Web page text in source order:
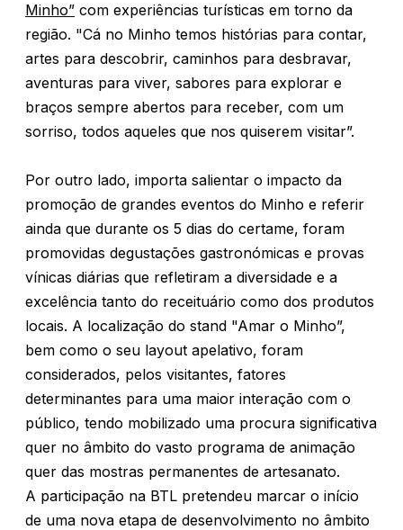
Minho” com experiências turísticas em torno da
região. "Cá no Minho temos histórias para contar,
artes para descobrir, caminhos para desbravar,
aventuras para viver, sabores para explorar e
braços sempre abertos para receber, com um
sorriso, todos aqueles que nos quiserem visitar”.
Por outro lado, importa salientar o impacto da
promoção de grandes eventos do Minho e referir
ainda que durante os 5 dias do certame, foram
promovidas degustações gastronómicas e provas
vínicas diárias que refletiram a diversidade e a
excelência tanto do receituário como dos produtos
locais. A localização do stand "Amar o Minho”,
bem como o seu layout apelativo, foram
considerados, pelos visitantes, fatores
determinantes para uma maior interação com o
público, tendo mobilizado uma procura significativa
quer no âmbito do vasto programa de animação
quer das mostras permanentes de artesanato.
A participação na BTL pretendeu marcar o início
de uma nova etapa de desenvolvimento no âmbito